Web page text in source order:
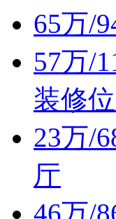
65万/
57万/
装修
23万/
厅
46万/